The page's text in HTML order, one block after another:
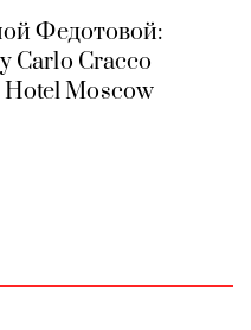
Федотовой:
Carlo Cracco
Moscow